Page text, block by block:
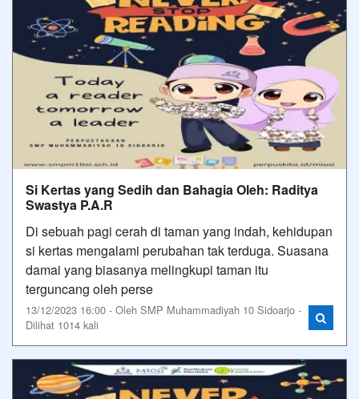
Si Kertas yang Sedih dan Bahagia Oleh: Raditya
Swastya P.A.R
Di sebuah pagi cerah di taman yang indah, kehidupan
si kertas mengalami perubahan tak terduga. Suasana
damai yang biasanya melingkupi taman itu
terguncang oleh perse
13/12/2023 16:00 - Oleh SMP Muhammadiyah 10 Sidoarjo -
Dilihat 1014 kali